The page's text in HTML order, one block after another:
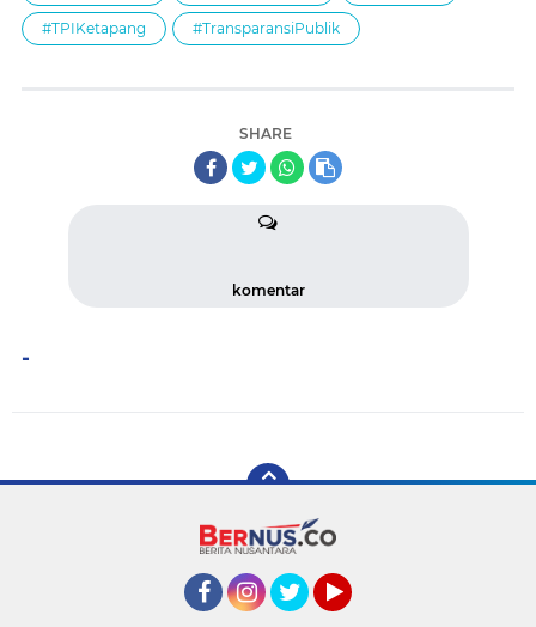
#TPIKetapang #TransparansiPublik
SHARE
komentar
-